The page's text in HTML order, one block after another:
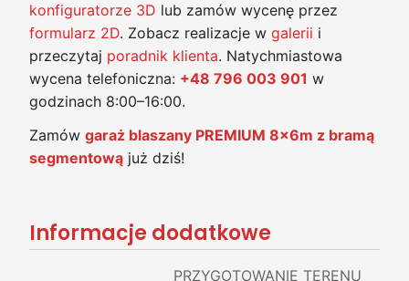
konfiguratorze 3D lub zamów wycenę przez
formularz 2D. Zobacz realizacje w galerii i
przeczytaj poradnik klienta. Natychmiastowa
wycena telefoniczna: +48 796 003 901 w
godzinach 8:00–16:00.
Zamów garaż blaszany PREMIUM 8x6m z bramą
segmentową już dziś!
Informacje dodatkowe
PRZYGOTOWANIE TERENU